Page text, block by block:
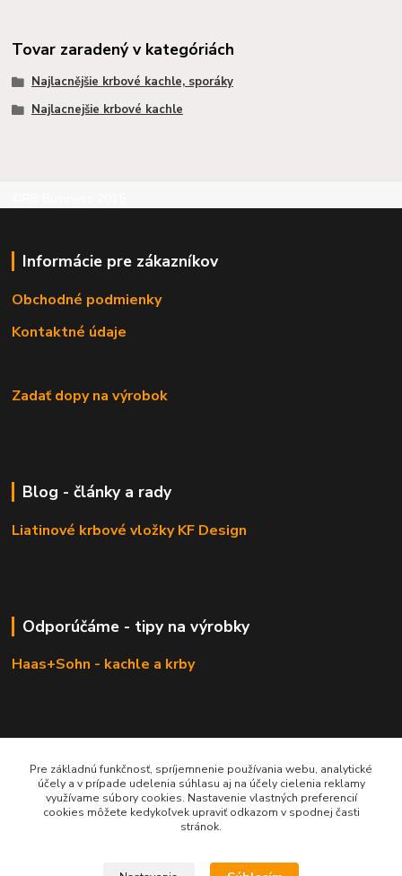
Tovar zaradený v kategóriách
Najlacnějšie krbové kachle, sporáky
Najlacnejšie krbové kachle
Informácie pre zákazníkov
Obchodné podmienky
Kontaktné údaje
Zadať dopy na výrobok
Blog - články a rady
Liatinové krbové vložky KF Design
Odporúčáme - tipy na výrobky
Haas+Sohn - kachle a krby
Pre základnú funkčnosť, spríjemnenie používania webu, analytické
účely a v prípade udelenia súhlasu aj na účely cielenia reklamy
využívame súbory cookies. Nastavenie vlastných preferencií
cookies môžete kedykoľvek upraviť odkazom v spodnej časti
stránok.